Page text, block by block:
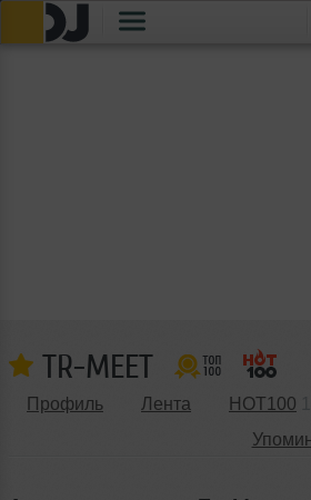
TR-MEET
Профиль Лента HOT100